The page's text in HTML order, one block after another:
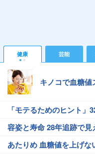
健康 芸能
キノコで血糖値
「モテるためのヒント」
容姿と寿命 28年追跡で見
あたりめ 血糖値を上げな